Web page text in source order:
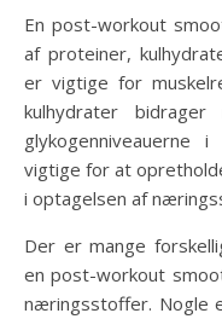
En post-workout
af proteiner,
er vigtige for
kulhydrater
glykogenniveauerne
vigtige for at
i optagelsen af
Der er mange
en post-workout
næringsstoffer. Nogle